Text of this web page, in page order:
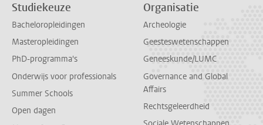
Studiekeuze
Bacheloropleidingen
Masteropleidingen
PhD-programma's
Onderwijs voor professionals
Summer Schools
Open dagen
Organisatie
Archeologie
Geesteswetenschappen
Geneeskunde/LUMC
Governance and Global
Affairs
Rechtsgeleerdheid